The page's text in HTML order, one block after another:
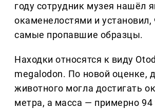
году сотрудник музея нашёл
окаменелостями и установил,
самые пропавшие образцы.
Находки относятся к виду
megalodon. По новой оценке,
животного могла достигать
метра, а масса — примерно 94